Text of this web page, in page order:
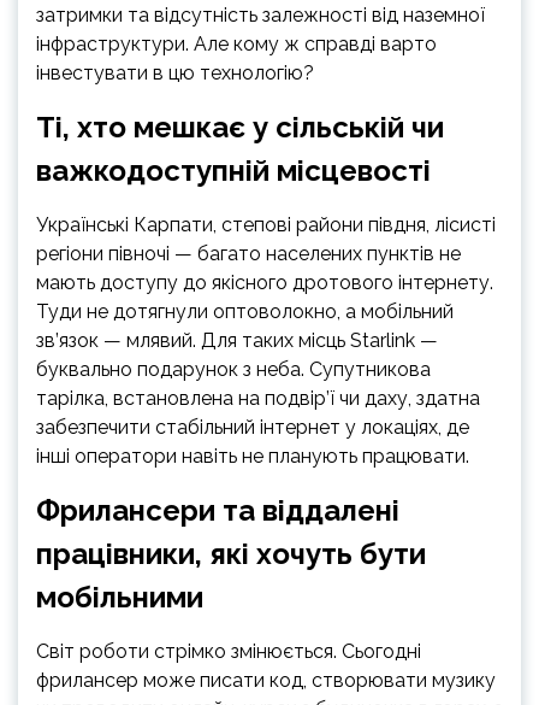
затримки та відсутність залежності від наземної
інфраструктури. Але кому ж справді варто
інвестувати в цю технологію?
Ті, хто мешкає у сільській чи
важкодоступній місцевості
Українські Карпати, степові райони півдня, лісисті
регіони півночі — багато населених пунктів не
мають доступу до якісного дротового інтернету.
Туди не дотягнули оптоволокно, а мобільний
зв’язок — млявий. Для таких місць Starlink —
буквально подарунок з неба. Супутникова
тарілка, встановлена на подвір’ї чи даху, здатна
забезпечити стабільний інтернет у локаціях, де
інші оператори навіть не планують працювати.
Фрилансери та віддалені
працівники, які хочуть бути
мобільними
Світ роботи стрімко змінюється. Сьогодні
фрилансер може писати код, створювати музику